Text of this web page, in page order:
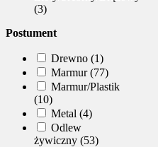
(3)
Postument
Drewno (1)
Marmur (77)
Marmur/Plastik
(10)
Metal (4)
Odlew
żywiczny (53)